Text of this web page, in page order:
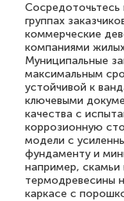
Сосредоточьтесь
группах
коммерческие
компаниями
Муниципальные
максимальным
устойчивой к
ключевыми
качества с
коррозионную
модели с
фундаменту и
например, скамьи
термодревесины
каркасе с